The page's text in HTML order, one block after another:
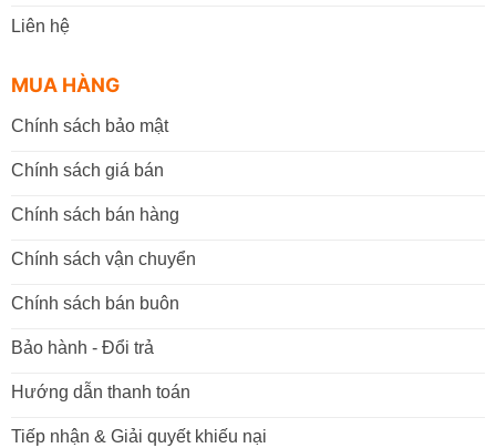
Liên hệ
MUA HÀNG
Chính sách bảo mật
Chính sách giá bán
Chính sách bán hàng
Chính sách vận chuyển
Chính sách bán buôn
Bảo hành - Đổi trả
Hướng dẫn thanh toán
Tiếp nhận & Giải quyết khiếu nại